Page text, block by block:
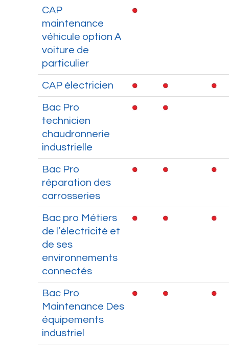
CAP
maintenance
véhicule option A
voiture de
particulier
CAP électricien
Bac Pro
technicien
chaudronnerie
industrielle
Bac Pro
réparation des
carrosseries
Bac pro Métiers
de l’électricité et
de ses
environnements
connectés
Bac Pro
Maintenance Des
équipements
industriel